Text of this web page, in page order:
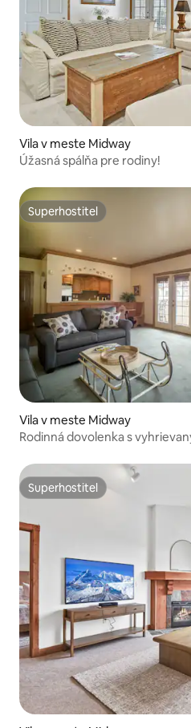
Vila v meste Midway
Úžasná spálňa pre rodiny!
Superhostiteľ
Superhostiteľ
Vila v meste Midway
Rodinná dovolenka s
Superhostiteľ
Superhostiteľ